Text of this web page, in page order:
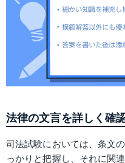
法律の文言を詳しく確
司法試験においては、条文
っかりと把握し、それに関